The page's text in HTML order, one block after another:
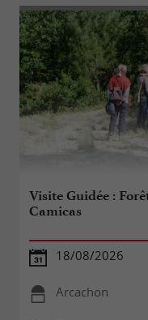
Visite Guidée :
Camicas
18/08/2026
Arcachon